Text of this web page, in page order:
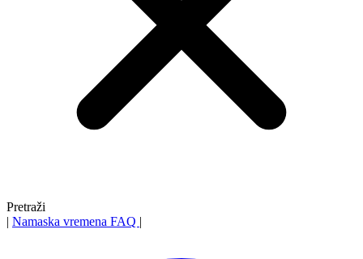
Pretraži
| Namaska vremena FAQ |